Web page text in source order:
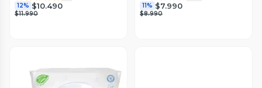
12% $10.490
$11.990
11% $7.990
$8.990